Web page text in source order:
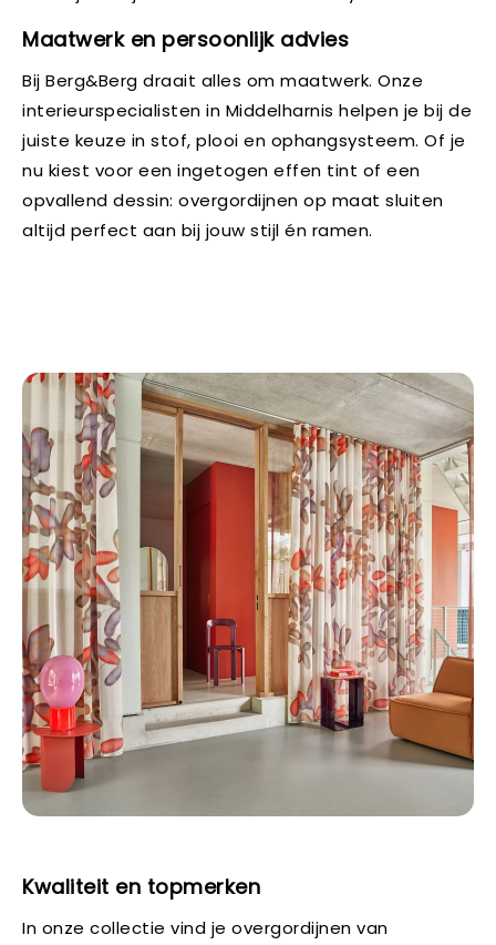
Maatwerk en persoonlijk advies
Bij Berg&Berg draait alles om maatwerk. Onze
interieurspecialisten in Middelharnis helpen je bij de
juiste keuze in stof, plooi en ophangsysteem. Of je
nu kiest voor een ingetogen effen tint of een
opvallend dessin: overgordijnen op maat sluiten
altijd perfect aan bij jouw stijl én ramen.
Kwaliteit en topmerken
In onze collectie vind je overgordijnen van